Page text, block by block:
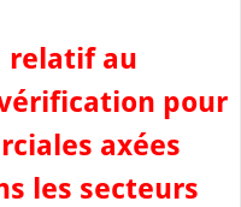
relatif au
pour
axées
les secteurs